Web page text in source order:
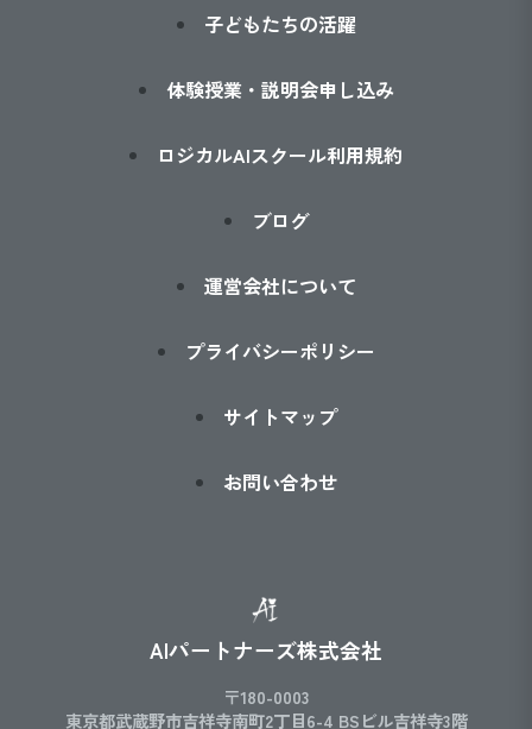
子どもたちの活躍
体験授業・説明会申し込み
ロジカルAIスクール利用規約
ブログ
運営会社について
プライバシーポリシー
サイトマップ
お問い合わせ
AIパートナーズ株式会社
〒180-0003
東京都武蔵野市吉祥寺南町2丁目6-4 BSビル吉祥寺3階